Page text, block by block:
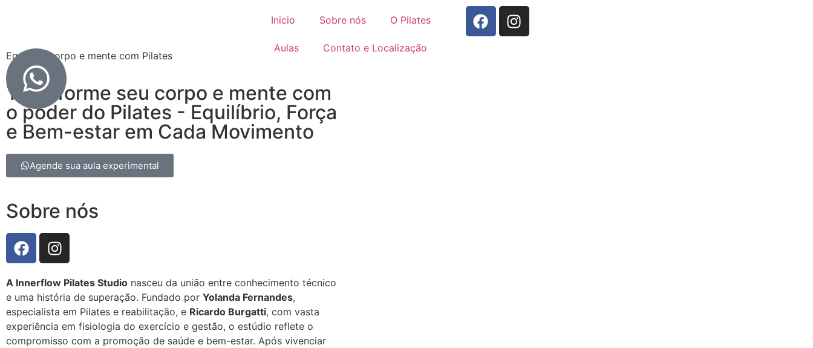
Inicio Sobre nós O Pilates
Aulas Contato e Localização
Equilibre corpo e mente com Pilates
Transforme seu corpo e mente com
o poder do Pilates - Equilíbrio, Força
e Bem-estar em Cada Movimento
Agende sua aula experimental
Sobre nós
A Innerflow Pilates Studio nasceu da união entre conhecimento técnico
e uma história de superação. Fundado por Yolanda Fernandes,
especialista em Pilates e reabilitação, e Ricardo Burgatti, com vasta
experiência em fisiologia do exercício e gestão, o estúdio reflete o
compromisso com a promoção de saúde e bem-estar. Após vivenciar